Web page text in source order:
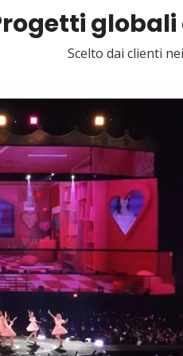
globali
Scelto dai clienti